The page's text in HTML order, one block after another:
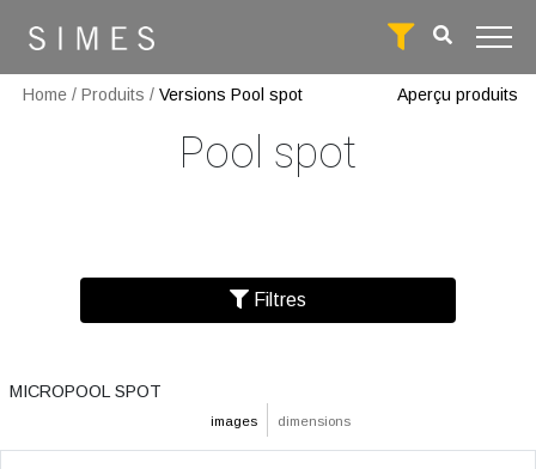
Home / Produits / Versions Pool spot Aperçu produits
Pool spot
Filtres
images dimensions
MICROPOOL SPOT